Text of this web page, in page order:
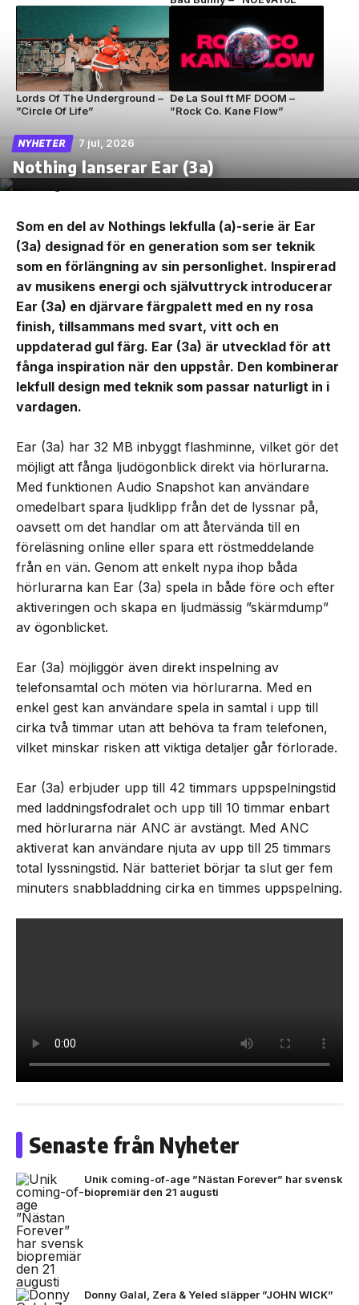
Lords Of The Underground –
”Circle Of Life”
De La Soul ft MF DOOM –
”Rock Co. Kane Flow”
NYHETER 7 jul, 2026
Nothing lanserar Ear (3a)
Som en del av Nothings lekfulla (a)-serie är Ear
(3a) designad för en generation som ser teknik
som en förlängning av sin personlighet. Inspirerad
av musikens energi och självuttryck introducerar
Ear (3a) en djärvare färgpalett med en ny rosa
finish, tillsammans med svart, vitt och en
uppdaterad gul färg. Ear (3a) är utvecklad för att
fånga inspiration när den uppstår. Den kombinerar
lekfull design med teknik som passar naturligt in i
vardagen.
Ear (3a) har 32 MB inbyggt flashminne, vilket gör det
möjligt att fånga ljudögonblick direkt via hörlurarna.
Med funktionen Audio Snapshot kan användare
omedelbart spara ljudklipp från det de lyssnar på,
oavsett om det handlar om att återvända till en
föreläsning online eller spara ett röstmeddelande
från en vän. Genom att enkelt nypa ihop båda
hörlurarna kan Ear (3a) spela in både före och efter
aktiveringen och skapa en ljudmässig ”skärmdump”
av ögonblicket.
Ear (3a) möjliggör även direkt inspelning av
telefonsamtal och möten via hörlurarna. Med en
enkel gest kan användare spela in samtal i upp till
cirka två timmar utan att behöva ta fram telefonen,
vilket minskar risken att viktiga detaljer går förlorade.
Ear (3a) erbjuder upp till 42 timmars uppspelningstid
med laddningsfodralet och upp till 10 timmar enbart
med hörlurarna när ANC är avstängt. Med ANC
aktiverat kan användare njuta av upp till 25 timmars
total lyssningstid. När batteriet börjar ta slut ger fem
minuters snabbladdning cirka en timmes uppspelning.
Senaste från Nyheter
Unik coming-of-age ”Nästan Forever” har svensk
biopremiär den 21 augusti
Donny Galal, Zera & Yeled släpper ”JOHN WICK”